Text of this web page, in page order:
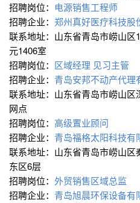
招聘岗位： 电源销售工程师
招聘企业： 郑州真好医疗科技股
联系地址：山东省青岛市崂山
元1406室
招聘岗位： 区域经理 见习主管
招聘企业： 青岛安邦不动产代理
联系地址：山东省青岛市崂山区
网点
招聘岗位： 高级置业顾问
招聘企业： 青岛福格太阳科技有
联系地址：山东省青岛市崂山
东区6层
招聘岗位： 外贸销售区域总监
招聘企业： 青岛旭晨环保设备有